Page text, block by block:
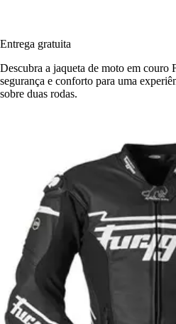
Entrega gratuita
Descubra a jaqueta de moto em couro
segurança e conforto para uma
sobre duas rodas.